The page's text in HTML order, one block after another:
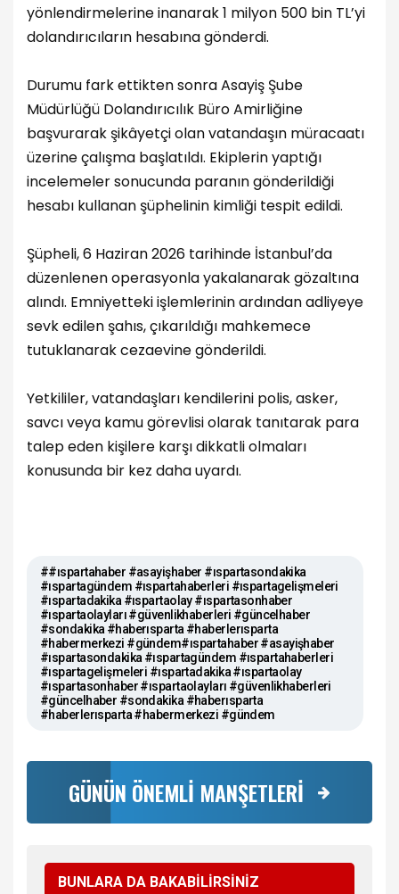
yönlendirmelerine inanarak 1 milyon 500 bin TL’yi
dolandırıcıların hesabına gönderdi.
Durumu fark ettikten sonra Asayiş Şube
Müdürlüğü Dolandırıcılık Büro Amirliğine
başvurarak şikâyetçi olan vatandaşın müracaatı
üzerine çalışma başlatıldı. Ekiplerin yaptığı
incelemeler sonucunda paranın gönderildiği
hesabı kullanan şüphelinin kimliği tespit edildi.
Şüpheli, 6 Haziran 2026 tarihinde İstanbul’da
düzenlenen operasyonla yakalanarak gözaltına
alındı. Emniyetteki işlemlerinin ardından adliyeye
sevk edilen şahıs, çıkarıldığı mahkemece
tutuklanarak cezaevine gönderildi.
Yetkililer, vatandaşları kendilerini polis, asker,
savcı veya kamu görevlisi olarak tanıtarak para
talep eden kişilere karşı dikkatli olmaları
konusunda bir kez daha uyardı.
##ıspartahaber #asayişhaber #ıspartasondakika
#ıspartagündem #ıspartahaberleri #ıspartagelişmeleri
#ıspartadakika #ıspartaolay #ıspartasonhaber
#ıspartaolayları #güvenlikhaberleri #güncelhaber
#sondakika #haberısparta #haberlerısparta
#habermerkezi #gündem#ıspartahaber #asayişhaber
#ıspartasondakika #ıspartagündem #ıspartahaberleri
#ıspartagelişmeleri #ıspartadakika #ıspartaolay
#ıspartasonhaber #ıspartaolayları #güvenlikhaberleri
#güncelhaber #sondakika #haberısparta
#haberlerısparta #habermerkezi #gündem
GÜNÜN ÖNEMLİ MANŞETLERİ
BUNLARA DA BAKABİLİRSİNİZ